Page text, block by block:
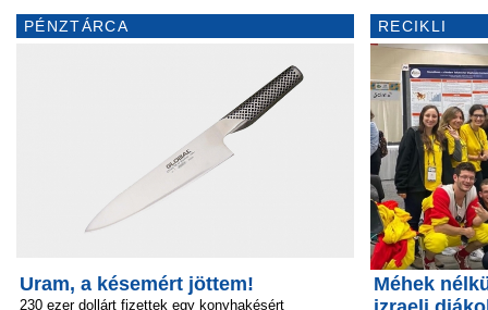
PÉNZTÁRCA
Uram, a késemért jöttem!
230 ezer dollárt fizettek egy konyhakésért
RECIKLI
Méhek